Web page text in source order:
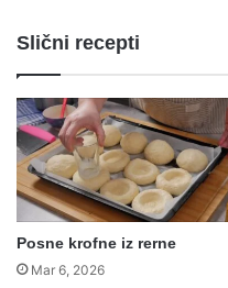
Slični recepti
Posne krofne iz rerne
Mar 6, 2026